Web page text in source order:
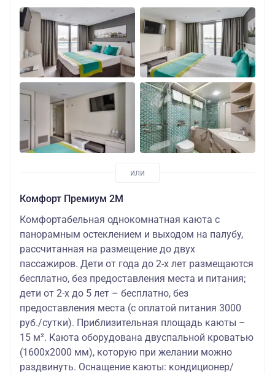
Комфорт Премиум 2M
Комфортабельная однокомнатная каюта с
панорамным остеклением и выходом на палубу,
рассчитанная на размещение до двух
пассажиров. Дети от года до 2-х лет размещаются
бесплатно, без предоставления места и питания;
дети от 2-х до 5 лет – бесплатно, без
предоставления места (с оплатой питания 3000
руб./сутки). Приблизительная площадь каюты –
15 м². Каюта оборудована двуспальной кроватью
(1600х2000 мм), которую при желании можно
раздвинуть. Оснащение каюты: кондиционер/